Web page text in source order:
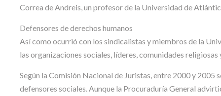
Correa de Andreis, un profesor de la Universidad de
Defensores de derechos humanos
Así como ocurrió con los sindicalistas y miembros de la
las organizaciones sociales, líderes, comunidades
Según la Comisión Nacional de Juristas, entre 2000 y
defensores sociales. Aunque la Procuraduría General